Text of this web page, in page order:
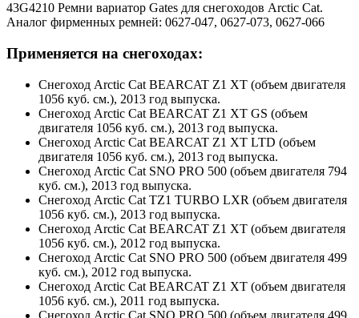
43G4210 Ремни вариатор Gates для снегоходов Arctic Cat.
Аналог фирменных ремней: 0627-047, 0627-073, 0627-066
Применяется на снегоходах:
Снегоход Arctic Cat BEARCAT Z1 XT (объем двигателя
1056 куб. см.), 2013 год выпуска.
Снегоход Arctic Cat BEARCAT Z1 XT GS (объем
двигателя 1056 куб. см.), 2013 год выпуска.
Снегоход Arctic Cat BEARCAT Z1 XT LTD (объем
двигателя 1056 куб. см.), 2013 год выпуска.
Снегоход Arctic Cat SNO PRO 500 (объем двигателя 794
куб. см.), 2013 год выпуска.
Снегоход Arctic Cat TZ1 TURBO LXR (объем двигателя
1056 куб. см.), 2013 год выпуска.
Снегоход Arctic Cat BEARCAT Z1 XT (объем двигателя
1056 куб. см.), 2012 год выпуска.
Снегоход Arctic Cat SNO PRO 500 (объем двигателя 499
куб. см.), 2012 год выпуска.
Снегоход Arctic Cat BEARCAT Z1 XT (объем двигателя
1056 куб. см.), 2011 год выпуска.
Снегоход Arctic Cat SNO PRO 500 (объем двигателя 499